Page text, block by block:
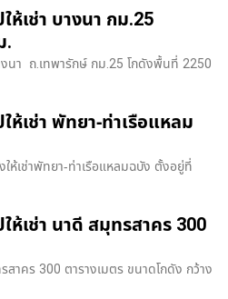
ห้เช่า บางนา กม.25
.
งนา​ ถ.เทพารักษ์ กม.25 โกดังพื้นที่ 2250
ห้เช่า พัทยา-ท่าเรือแหลม
ห้เช่าพัทยา-ท่าเรือแหลมฉบัง ตั้งอยู่ที่
ห้เช่า นาดี สมุทรสาคร 300
สาคร 300 ตารางเมตร ขนาดโกดัง กว้าง